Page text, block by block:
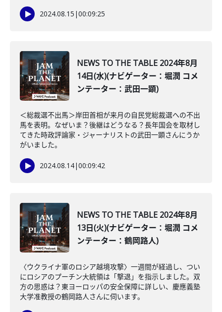
2024.08.15 |00:09:25
NEWS TO THE TABLE 2024年8月
14日(水)(ナビゲーター：堀潤 コメ
ンテーター：武田一顕)
＜総裁選不出馬＞岸田首相が来月の自民党総裁選への不出
馬を表明。なぜいま？後継はどうなる？長年国会を取材し
てきた時政評論家・ジャーナリストの武田一顕さんにうか
がいました。
2024.08.14|00:09:42
NEWS TO THE TABLE 2024年8月
13日(火)(ナビゲーター：堀潤 コメ
ンテーター：鶴岡路人)
〈ウクライナ軍のロシア越境攻撃〉一週間が経過し、つい
にロシアのプーチン大統領は「撃退」を指示しました。双
方の思惑は？東ヨーロッパの安全保障に詳しい、慶應義塾
大学准教授の鶴岡路人さんに伺います。